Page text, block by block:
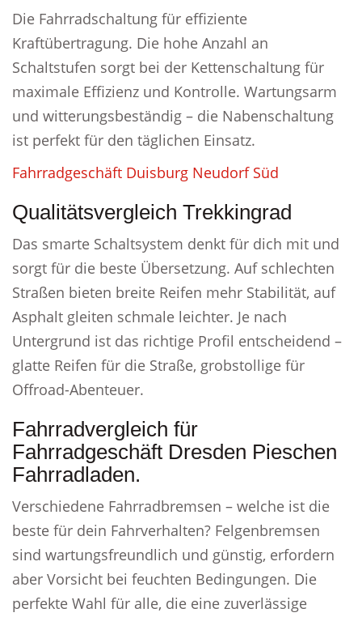
Die Fahrradschaltung für effiziente
Kraftübertragung. Die hohe Anzahl an
Schaltstufen sorgt bei der Kettenschaltung für
maximale Effizienz und Kontrolle. Wartungsarm
und witterungsbeständig – die Nabenschaltung
ist perfekt für den täglichen Einsatz.
Fahrradgeschäft Duisburg Neudorf Süd
Qualitätsvergleich Trekkingrad
Das smarte Schaltsystem denkt für dich mit und
sorgt für die beste Übersetzung. Auf schlechten
Straßen bieten breite Reifen mehr Stabilität, auf
Asphalt gleiten schmale leichter. Je nach
Untergrund ist das richtige Profil entscheidend –
glatte Reifen für die Straße, grobstollige für
Offroad-Abenteuer.
Fahrradvergleich für
Fahrradgeschäft Dresden Pieschen
Fahrradladen.
Verschiedene Fahrradbremsen – welche ist die
beste für dein Fahrverhalten? Felgenbremsen
sind wartungsfreundlich und günstig, erfordern
aber Vorsicht bei feuchten Bedingungen. Die
perfekte Wahl für alle, die eine zuverlässige